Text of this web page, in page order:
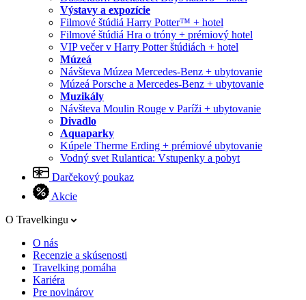
Výstavy a expozície
Filmové štúdiá Harry Potter™ + hotel
Filmové štúdiá Hra o tróny + prémiový hotel
VIP večer v Harry Potter štúdiách + hotel
Múzeá
Návšteva Múzea Mercedes-Benz + ubytovanie
Múzeá Porsche a Mercedes-Benz + ubytovanie
Muzikály
Návšteva Moulin Rouge v Paríži + ubytovanie
Divadlo
Aquaparky
Kúpele Therme Erding + prémiové ubytovanie
Vodný svet Rulantica: Vstupenky a pobyt
Darčekový poukaz
Akcie
O Travelkingu
O nás
Recenzie a skúsenosti
Travelking pomáha
Kariéra
Pre novinárov